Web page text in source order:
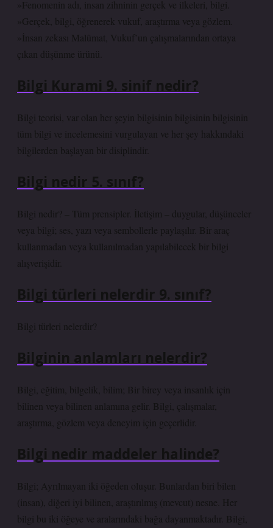
»Fenomenin adı, insan zihninin gerçek ve ilkeleri, bilgi.
»Gerçek, bilgi, öğrenerek vukuf, araştırma veya gözlem.
»İnsan zekası Malûmat, Vukuf’un çalışmalarından ortaya
çıkan düşünme ürünü.
Bilgi Kurami 9. sinif nedir?
Bilgi teorisi, var olan her şeyin bilgisinin bilgisinin bilgisinin
tüm bilgi ve incelemesini vurgulayan ve her şey hakkındaki
bilgilerden başlayan bir disiplindir.
Bilgi nedir 5. sınıf?
Bilgi nedir? – Tüm prensipler. İletişim – duygular, düşünceler
veya bilgi; ses, yazı veya sembollerle paylaşılır. Bir araç
kullanmadan veya kullanılmadan yapılabilecek bir bilgi
alışverişidir.
Bilgi türleri nelerdir 9. sınıf?
Bilgi türleri nelerdir?
Bilginin anlamları nelerdir?
Bilgi, eğitim, bilgelik, bilim; Bir birey veya insanlık için
bilinen veya bilinen anlamına gelir. Bilgi, çalışmalar,
araştırma, gözlem veya deneyim için geçerlidir.
Bilgi nedir maddeler halinde?
Bilgi; Ayrılmayan iki öğeden oluşur. Bunlardan biri bilen
(insan), diğeri iyi bilinen, araştırılmış (mevcut) nesne. Her
bilgi bu iki öğeye ve aralarındaki bağa dayanmaktadır. Bilgi,